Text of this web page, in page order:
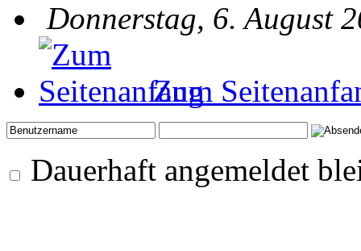
Donnerstag, 6. August
Zum
Dauerhaft angemeldet